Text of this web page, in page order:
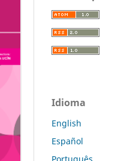
Idioma
English
Español